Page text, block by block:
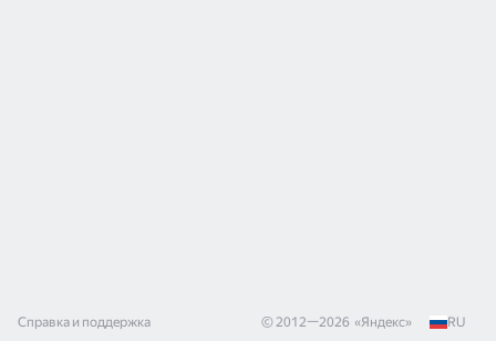
Справка и поддержка © 2012—2026 «Яндекс» RU